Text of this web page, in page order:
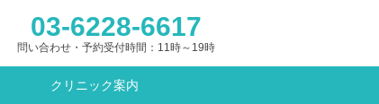
03-6228-6617
問い合わせ・予約受付時間：11時～19時
クリニック案内